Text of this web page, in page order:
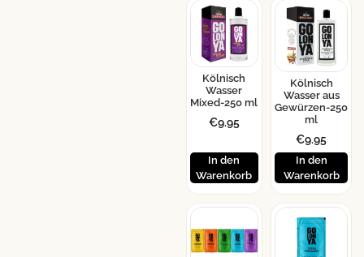
Kölnisch
Wasser
Mixed-250 ml
€9.95
In den
Warenkorb
Kölnisch
Wasser aus
Gewürzen-250
ml
€9.95
In den
Warenkorb